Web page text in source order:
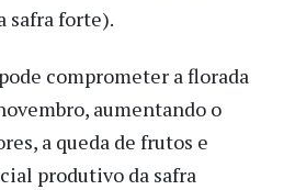
safra forte).
comprometer a florada
aumentando o
a queda de frutos e
produtivo da safra